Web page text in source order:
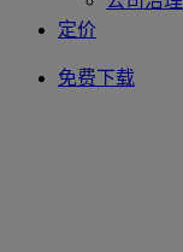
定价
免费下载